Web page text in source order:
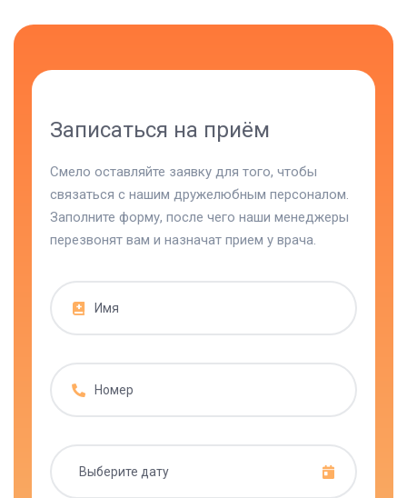
Записаться на приём
Смело оставляйте заявку для того, чтобы
связаться с нашим дружелюбным персоналом.
Заполните форму, после чего наши менеджеры
перезвонят вам и назначат прием у врача.